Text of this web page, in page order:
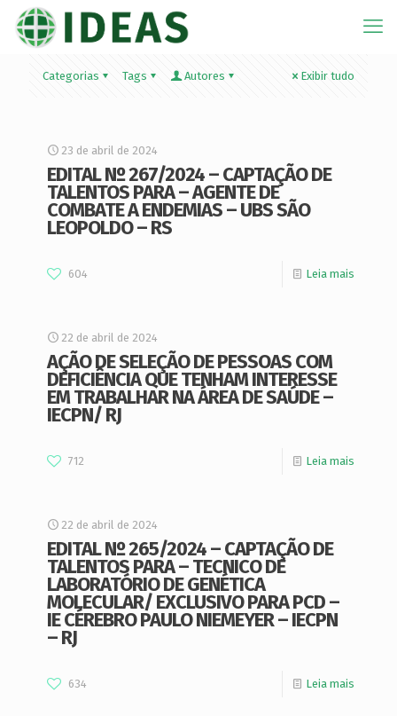
Categorias Tags Autores Exibir tudo
23 de abril de 2024
EDITAL Nº 267/2024 – CAPTAÇÃO DE
TALENTOS PARA – AGENTE DE
COMBATE A ENDEMIAS – UBS SÃO
LEOPOLDO – RS
604 Leia mais
22 de abril de 2024
AÇÃO DE SELEÇÃO DE PESSOAS COM
DEFICIÊNCIA QUE TENHAM INTERESSE
EM TRABALHAR NA ÁREA DE SAÚDE –
IECPN/ RJ
712 Leia mais
22 de abril de 2024
EDITAL Nº 265/2024 – CAPTAÇÃO DE
TALENTOS PARA – TECNICO DE
LABORATÓRIO DE GENÉTICA
MOLECULAR/ EXCLUSIVO PARA PCD –
IE CÉREBRO PAULO NIEMEYER – IECPN
– RJ
634 Leia mais